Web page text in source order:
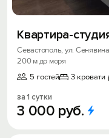
Квартира-
Севастополь, ул.
200 м до моря
5 гостей
3 кровати
за 1 сутки
3 000 руб.